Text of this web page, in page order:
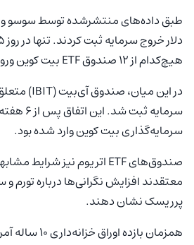
هیچ‌کدام از ۱۲ صندوق ETF بیت کوین ورودی سرمایه نداشتند.
سرمایه‌گذاری بیت کوین وارد شده بود.
معتقدند افزایش نگرانی‌ها درباره
پرریسک نشان دهند.